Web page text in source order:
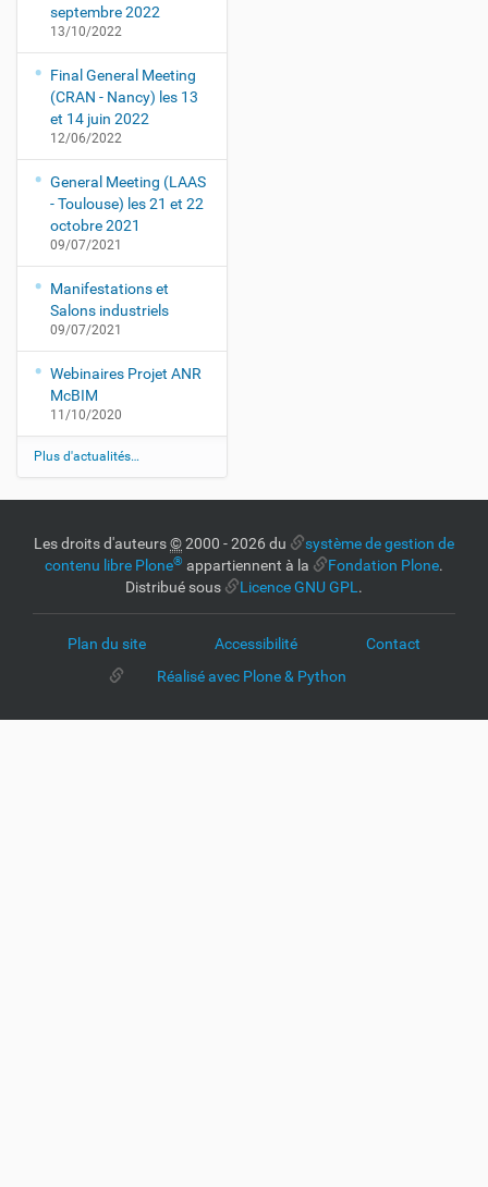
septembre 2022
13/10/2022
Final General Meeting
(CRAN - Nancy) les 13
et 14 juin 2022
12/06/2022
General Meeting (LAAS
- Toulouse) les 21 et 22
octobre 2021
09/07/2021
Manifestations et
Salons industriels
09/07/2021
Webinaires Projet ANR
McBIM
11/10/2020
Plus d'actualités…
Les droits d'auteurs©2000 - 2026 du
système de gestion de
contenu libre Plone® appartiennent à la Fondation Plone.
Distribué sous
Licence GNU GPL .
Plan du site Accessibilité
Contact
Réalisé avec Plone & Python